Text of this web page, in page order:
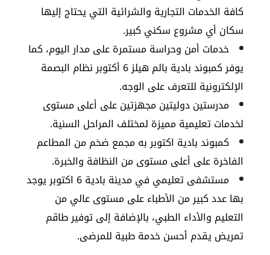
كافة الخدمات التجارية والشرائية التي يحتاج إليها
سكان أي مشروع سكني كبير.
خدمات أمن وحراسة مستمرة على مدار اليوم، كما
يوفر كمبوند بادية بالم هيلز 6 أكتوبر نظام البصمة
الإلكترونية للتعرف على الوجه.
مدرستين دوليتين مجهزتين على أعلى مستوى
لخدمات تعليمية مميزة لمختلف المراحل السنية.
كمبوند بادية اكتوبر به مجمع ضخم من المطاعم
الفاخرة على أعلى مستوى من النظافة والخبرة.
مستشفى تعليمي في مدينة بادية 6 اكتوبر يوجد
بها عدد كبير من الأطباء على مستوى عالي من
التعليم والأداء الطبي، بالإضافة إلى توفير طاقم
تمريض يقدم أحسن خدمة طبية للمرضى.